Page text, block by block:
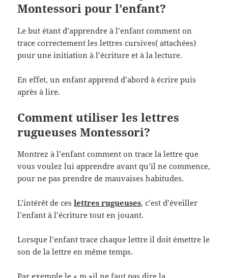
Montessori pour l’enfant?
Le but étant d’apprendre à l’enfant comment on
trace correctement les lettres cursives( attachées)
pour une initiation à l’écriture et à la lecture.
En effet, un enfant apprend d’abord à écrire puis
après à lire.
Comment utiliser les lettres
rugueuses Montessori?
Montrez à l’enfant comment on trace la lettre que
vous voulez lui apprendre avant qu’il ne commence,
pour ne pas prendre de mauvaises habitudes.
L’intérêt de ceslettres rugueuses, c’est d’éveiller
l’enfant à l’écriture tout en jouant.
Lorsque l’enfant trace chaque lettre il doit émettre le
son de la lettre en même temps.